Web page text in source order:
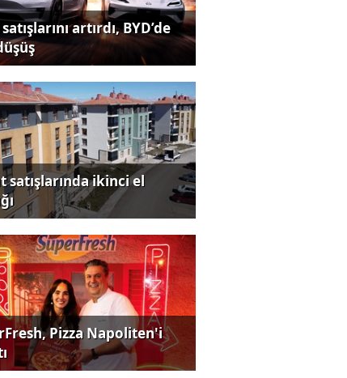
artırdı, BYD’de
satışlarında ikinci el
Pizza Napoliten'i